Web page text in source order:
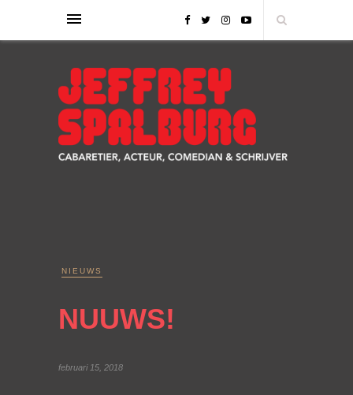
NIEUWS
NUUWS!
februari 15, 2018